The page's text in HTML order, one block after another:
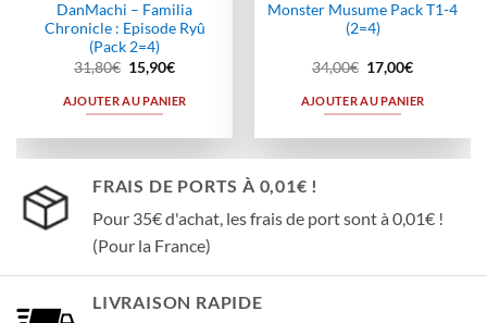
DanMachi – Familia
Chronicle : Episode Ryû
(Pack 2=4)
31,80€ Le
prix
initial
était :
15,90€Le
actuel
est :
AJOUTER AU PANIER
Monster Musume Pack T1-4
(2=4)
34,00€ Le
prix
initial
était :
17,00€Le
actuel
est :
AJOUTER AU PANIER
FRAIS DE PORTS À 0,01€ !
Pour 35€ d'achat, les frais de port sont à 0,01€ !
(Pour la France)
LIVRAISON RAPIDE